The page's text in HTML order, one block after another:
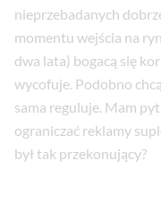
nieprzebadanych
momentu wejścia na
dwa lata) bogacą się
wycofuje. Podobno
sama reguluje. Mam
ograniczać reklamy
był tak przekonujący?